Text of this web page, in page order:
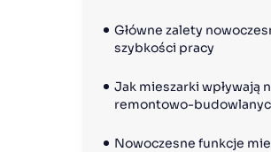
Główne zalety
szybkości pracy
Jak mieszarki wpływają
remontowo-
Nowoczesne funkcje